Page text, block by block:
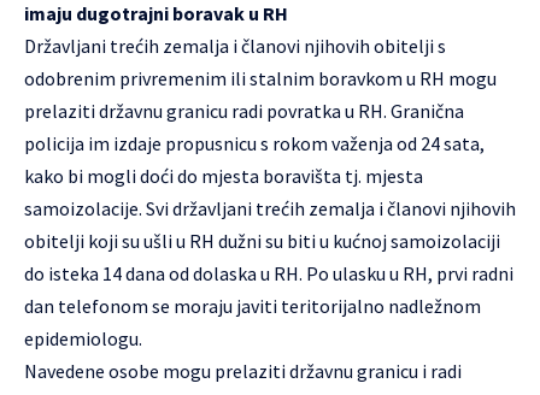
imaju dugotrajni boravak u RH
Državljani trećih zemalja i članovi njihovih obitelji s
odobrenim privremenim ili stalnim boravkom u RH mogu
prelaziti državnu granicu radi povratka u RH. Granična
policija im izdaje propusnicu s rokom važenja od 24 sata,
kako bi mogli doći do mjesta boravišta tj. mjesta
samoizolacije. Svi državljani trećih zemalja i članovi njihovih
obitelji koji su ušli u RH dužni su biti u kućnoj samoizolaciji
do isteka 14 dana od dolaska u RH. Po ulasku u RH, prvi radni
dan telefonom se moraju javiti teritorijalno nadležnom
epidemiologu.
Navedene osobe mogu prelaziti državnu granicu i radi